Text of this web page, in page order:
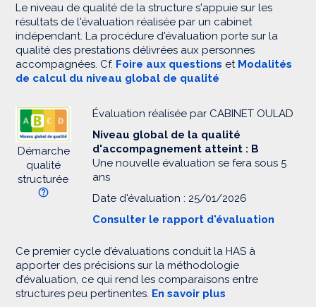
Le niveau de qualité de la structure s'appuie sur les
résultats de l'évaluation réalisée par un cabinet
indépendant. La procédure d'évaluation porte sur la
qualité des prestations délivrées aux personnes
accompagnées. Cf. Foire aux questions et Modalités
de calcul du niveau global de qualité
Démarche
qualité
structurée
Évaluation réalisée par CABINET OULAD
Niveau global de la qualité
d'accompagnement atteint : B
Une nouvelle évaluation se fera sous 5
ans
Date d'évaluation : 25/01/2026
Consulter le rapport d'évaluation
Ce premier cycle d’évaluations conduit la HAS à
apporter des précisions sur la méthodologie
d’évaluation, ce qui rend les comparaisons entre
structures peu pertinentes. En savoir plus